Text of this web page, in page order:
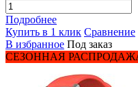
Подробнее
Купить в 1 клик Сравнение
В избранное Под заказ
СЕЗОННАЯ